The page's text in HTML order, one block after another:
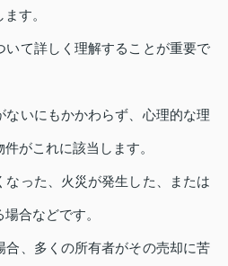
す。
いて詳しく理解することが重要で
いにもかかわらず、心理的な理
がこれに該当します。
なった、火災が発生した、または
合などです。
合、多くの所有者がその売却に苦